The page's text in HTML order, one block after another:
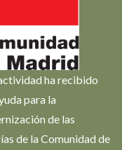
ha recibido
para la
de las
de la Comunidad de